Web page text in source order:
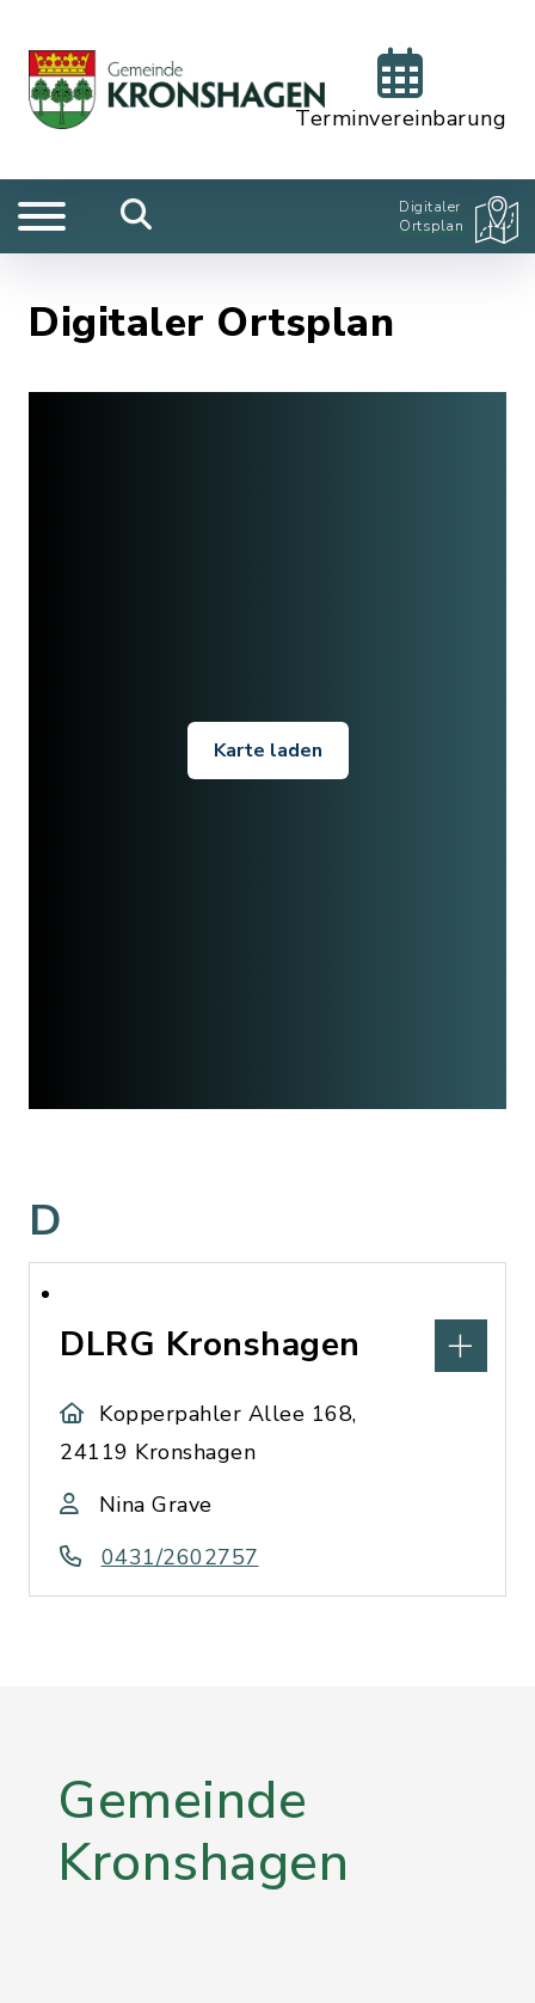
Terminvereinbarung
Digitaler
Ortsplan
Digitaler Ortsplan
Karte laden
D
DLRG Kronshagen
Kopperpahler Allee 168,
24119 Kronshagen
Nina Grave
0431/2602757
Gemeinde
Kronshagen